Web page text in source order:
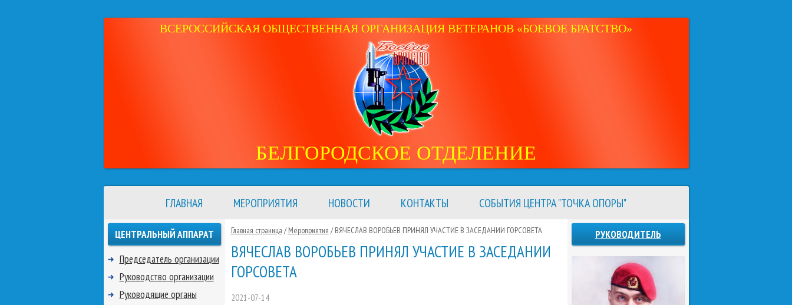
ВСЕРОССИЙСКАЯ ОБЩЕСТВЕННАЯ ОРГАНИЗАЦИЯ ВЕТЕРАНОВ «БОЕВОЕ БРАТСТВО»
БЕЛГОРОДСКОЕ ОТДЕЛЕНИЕ
ГЛАВНАЯ МЕРОПРИЯТИЯ НОВОСТИ КОНТАКТЫ СОБЫТИЯ ЦЕНТРА "ТОЧКА ОПОРЫ"
Главная страница /Мероприятия /ВЯЧЕСЛАВ ВОРОБЬЕВ ПРИНЯЛ УЧАСТИЕ В ЗАСЕДАНИИ ГОРСОВЕТА
ВЯЧЕСЛАВ ВОРОБЬЕВ ПРИНЯЛ УЧАСТИЕ В ЗАСЕДАНИИ
ГОРСОВЕТА
2021-07-14
ЦЕНТРАЛЬНЫЙ АППАРАТ
Председатель организации
Руководство организации
Руководящие органы
РУКОВОДИТЕЛЬ